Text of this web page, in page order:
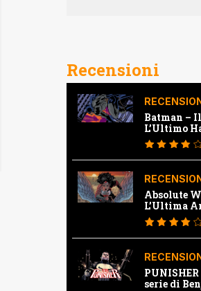
Recensioni
Batman –
L’Ultimo
Absolute
L’Ultima
serie di